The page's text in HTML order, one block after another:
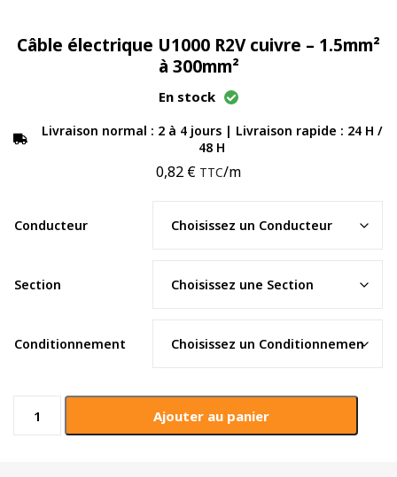
Câble électrique U1000 R2V cuivre – 1.5mm²
à 300mm²
En stock
Livraison normal : 2 à 4 jours | Livraison rapide : 24 H /
48 H
0,82 € TTC/m
Conducteur
Section
Conditionnement
Ajouter au panier